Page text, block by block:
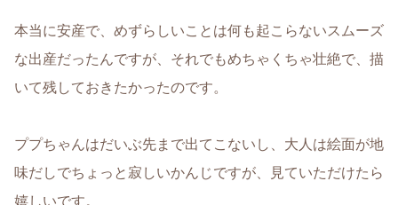
本当に安産で、めずらしいことは何も起こらないスムーズ
な出産だったんですが、それでもめちゃくちゃ壮絶で、描
いて残しておきたかったのです。
ププちゃんはだいぶ先まで出てこないし、大人は絵面が地
味だしでちょっと寂しいかんじですが、見ていただけたら
嬉しいです。